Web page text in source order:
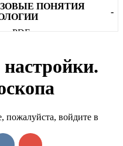
ПОНЯТИЯ
-
PDF
для построения
карты
пожалуйста, войдите в